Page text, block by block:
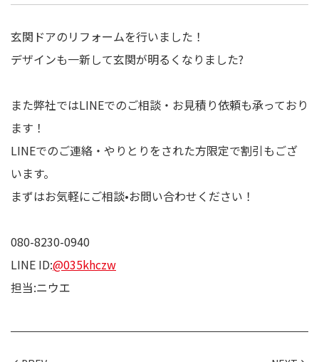
玄関ドアのリフォームを行いました！
デザインも一新して玄関が明るくなりました?
また弊社ではLINEでのご相談・お見積り依頼も承っており
ます！
LINEでのご連絡・やりとりをされた方限定で割引もござ
います。
まずはお気軽にご相談•お問い合わせください！
080-8230-0940
LINE ID:@035khczw
担当:ニウエ